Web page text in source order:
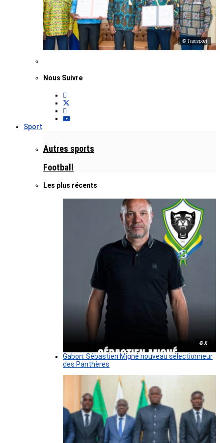
© Transport
Nous Suivre
Sport
Autres sports
Football
Les plus récents
© X
Gabon: Sébastien Migné nouveau sélectionneur
des Panthères